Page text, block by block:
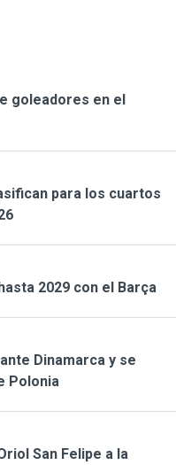
goleadores en el
para los cuartos
2029 con el Barça
Dinamarca y se
Polonia
San Felipe a la